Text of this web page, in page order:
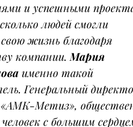
и успешными
людей смогли
жизнь благодаря
компании. Мария
именно такой
Генеральный
«АМК-Метиз»,
с большим